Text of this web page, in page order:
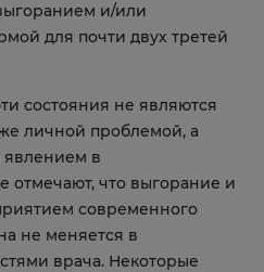
и/или
для почти двух третей
состояния не являются
личной проблемой, а
в
отмечают, что выгорание и
современного
не меняется в
врача. Некоторые